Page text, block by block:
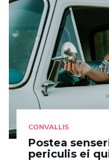
CONVALLIS
Postea
periculis ei